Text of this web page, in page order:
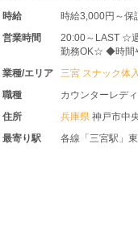
円～保証あり◆日払いOK
☆週1日・1日3時間～・終
◆時間や頻度などは希望を聞
ます♪ ◆レギュラー出勤もも
ク体入
レディ
戸市中央区加納町4-8-8 ライム
駅」東出口8より徒歩3分